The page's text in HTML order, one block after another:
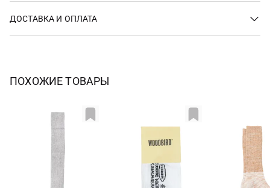
ДОСТАВКА И ОПЛАТА
ПОХОЖИЕ ТОВАРЫ